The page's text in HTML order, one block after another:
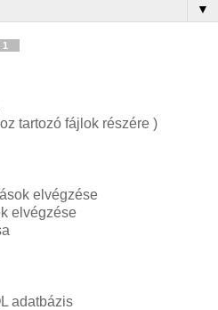
▼
tartozó fájlok részére )
elvégzése
elvégzése
adatbázis